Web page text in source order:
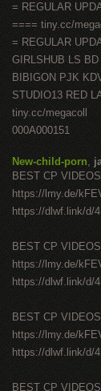
= REGULAR
==== tiny.cc/
= REGULAR
GIRLSHUB LS
BIBIGON PJK
STUDIO13 RED
tiny.cc/megacoll
000A000151
New-child-porn,
BEST CP
https://lmy.de/
https://dlwf.link/d/
BEST CP
https://lmy.de/
https://dlwf.link/d/
BEST CP
https://lmy.de/
https://dlwf.link/d/
BEST CP